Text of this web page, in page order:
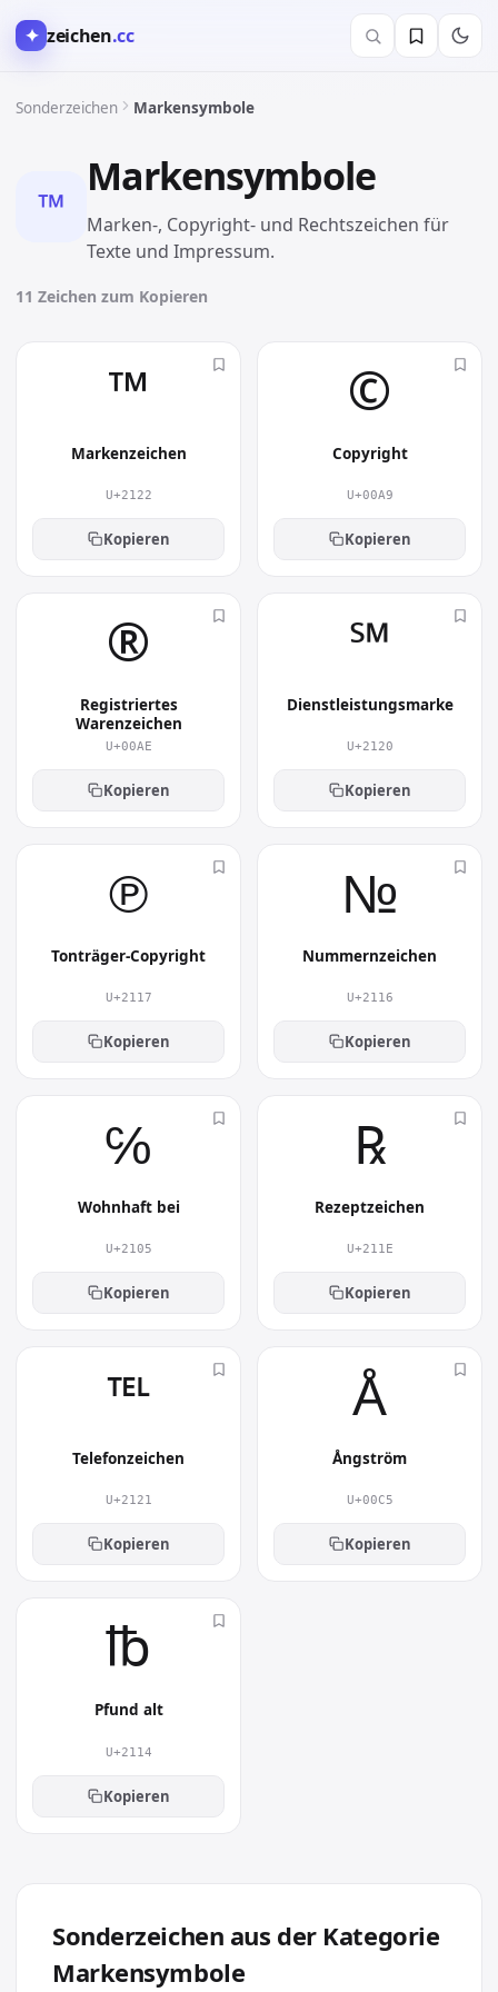
✦ zeichen.cc
Sonderzeichen Markensymbole
™︎
Markensymbole
Marken-, Copyright- und Rechtszeichen für
Texte und Impressum.
11 Zeichen zum Kopieren
™︎
Markenzeichen
U+2122
Kopieren
©︎
Copyright
U+00A9
Kopieren
®︎
Registriertes
Warenzeichen
U+00AE
Kopieren
℠︎
Dienstleistungsmarke
U+2120
Kopieren
℗︎
Tonträger-Copyright
U+2117
Kopieren
№︎
Nummernzeichen
U+2116
Kopieren
℅︎
Wohnhaft bei
U+2105
Kopieren
℞︎
Rezeptzeichen
U+211E
Kopieren
℡︎
Telefonzeichen
U+2121
Kopieren
Å︎
Ångström
U+00C5
Kopieren
℔︎
Pfund alt
U+2114
Kopieren
Sonderzeichen aus der Kategorie
Markensymbole